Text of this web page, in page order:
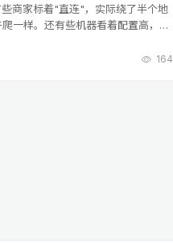
商家标着"直连"，实际绕了半个地
一样。还有些机器看着配置高，硬
164